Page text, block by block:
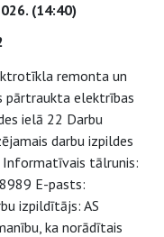
(14:40)
remonta un
pārtraukta elektrības
ielā 22 Darbu
darbu izpildes
tālrunis:
E-pasts:
izpildītājs: AS
ka norādītais